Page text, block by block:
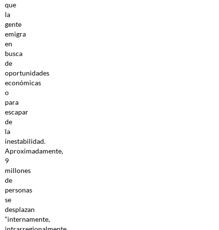
que
la
gente
emigra
en
busca
de
oportunidades
económicas
o
para
escapar
de
la
inestabilidad.
Aproximadamente,
9
millones
de
personas
se
desplazan
“internamente,